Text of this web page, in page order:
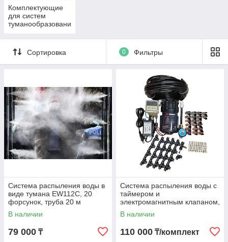
Комплектующие
для систем
туманообразовани
Сортировка 0 Фильтры
Система распыления воды в
виде тумана EW112C, 20
форсунок, труба 20 м
В наличии
79 000 ₸
Система распыления воды с
таймером и
электромагнитным клапаном,
20 форсунок, труба 20 м
В наличии
110 000 ₸/комплект